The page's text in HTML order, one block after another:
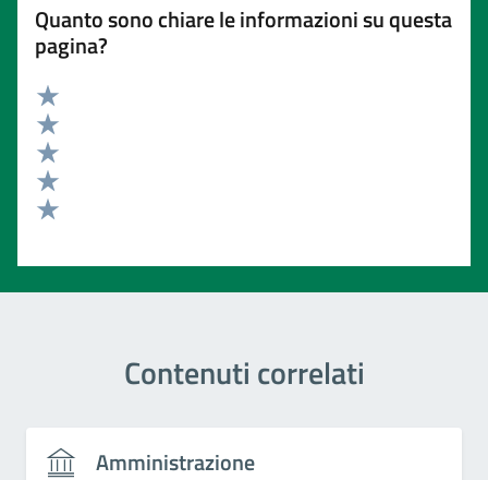
Quanto sono chiare le informazioni su questa
pagina?
Valuta 5 stelle su 5
Valuta 4 stelle su 5
Valuta 3 stelle su 5
Valuta 2 stelle su 5
Contenuti correlati
Amministrazione